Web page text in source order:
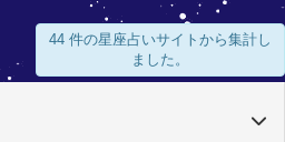
44 件の星座占いサイトから集計し
ました。